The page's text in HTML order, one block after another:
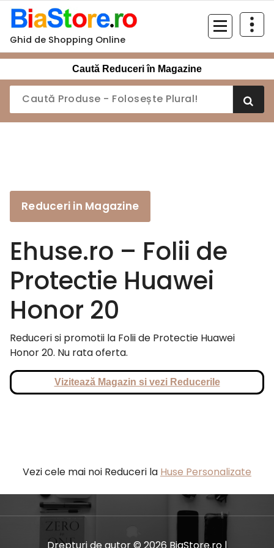
Sari
conținut
Ghid de Shopping Online
Caută Reduceri în Magazine
Reduceri in Magazine
Ehuse.ro – Folii de
Protectie Huawei
Honor 20
Reduceri si promotii la Folii de Protectie Huawei
Honor 20. Nu rata oferta.
Vizitează Magazin si vezi Reducerile
Vezi cele mai noi Reduceri la Huse Personalizate